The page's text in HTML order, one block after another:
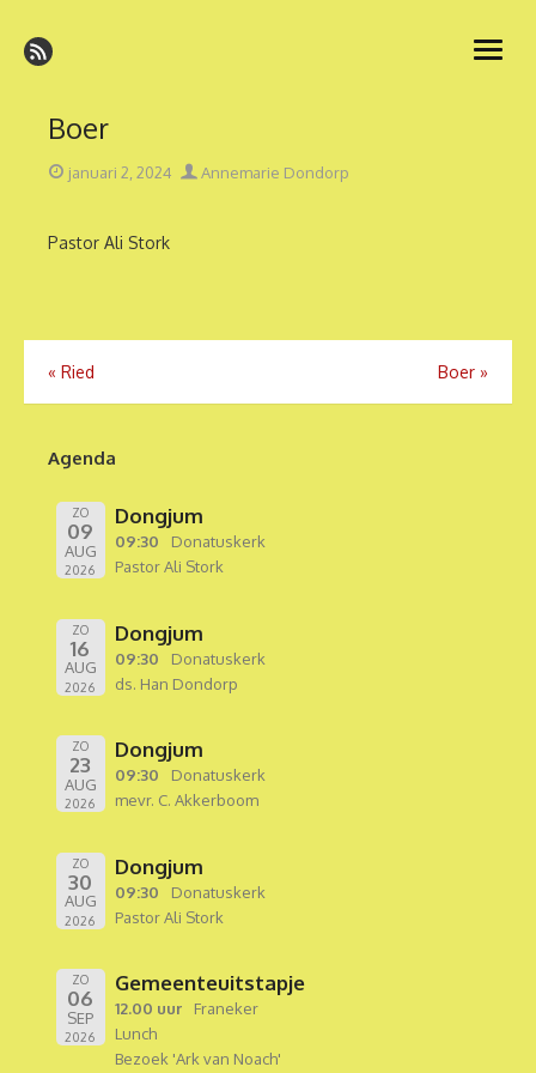
naar
de
open
Boer
Geplaatst
januari 2, 2024 Auteur
Annemarie Dondorp
Pastor Ali Stork
Bericht
navigatie
« Ried Boer »
Agenda
ZO
09
AUG
2026
Dongjum
09:30
Donatuskerk
Pastor Ali Stork
ZO
16
AUG
2026
Dongjum
09:30
Donatuskerk
ds. Han Dondorp
ZO
23
AUG
2026
Dongjum
09:30
Donatuskerk
mevr. C. Akkerboom
ZO
30
AUG
2026
Dongjum
09:30
Donatuskerk
Pastor Ali Stork
ZO
06
SEP
2026
Gemeenteuitstapje
12.00 uur
Franeker
Lunch
Bezoek 'Ark van Noach'